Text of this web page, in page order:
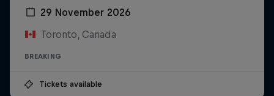
29 November 2026
Toronto, Canada
BREAKING
Tickets available